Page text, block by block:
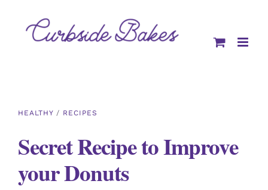
content
HEALTHY/ RECIPES
Secret Recipe to Improve
your Donuts